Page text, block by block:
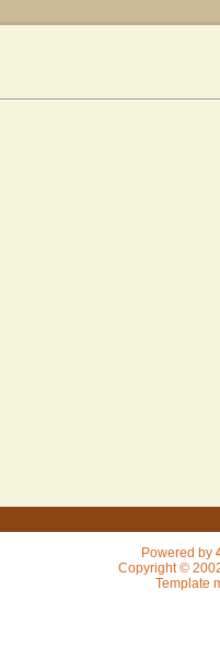
Powered by
Copyright ©
Template